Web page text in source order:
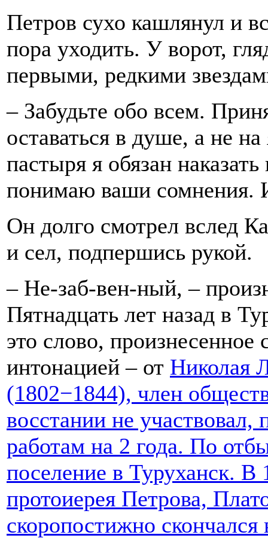
Петров сухо кашлянул и
пора уходить. У ворот,
первыми, редкими
– Забудьте обо всем.
оставаться в душе, а не
пастыря я обязан
понимаю ваши сомнения.
Он долго смотрел вслед
и сел, подпершись рукой.
– Не-заб-вен-ный, –
Пятнадцать лет назад в
это слово, произнесенное
интонацией – от Николая
(1802−1844), член
восстании не
работам на 2 года. По
поселение в Туруханск. В
протоиерея Петрова,
скоропостижно